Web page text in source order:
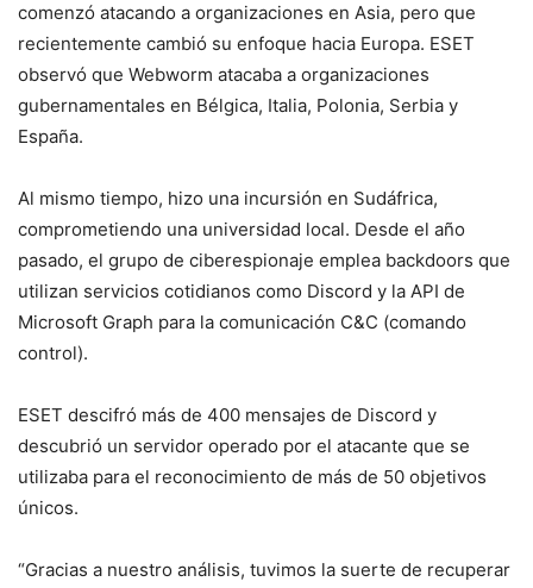
comenzó atacando a organizaciones en Asia, pero que
recientemente cambió su enfoque hacia Europa. ESET
observó que Webworm atacaba a organizaciones
gubernamentales en Bélgica, Italia, Polonia, Serbia y
España.
Al mismo tiempo, hizo una incursión en Sudáfrica,
comprometiendo una universidad local. Desde el año
pasado, el grupo de ciberespionaje emplea backdoors que
utilizan servicios cotidianos como Discord y la API de
Microsoft Graph para la comunicación C&C (comando
control).
ESET descifró más de 400 mensajes de Discord y
descubrió un servidor operado por el atacante que se
utilizaba para el reconocimiento de más de 50 objetivos
únicos.
“Gracias a nuestro análisis, tuvimos la suerte de recuperar